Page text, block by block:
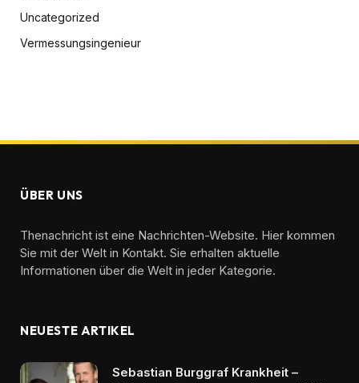
Uncategorized
Vermessungsingenieur
ÜBER UNS
Thenachricht ist eine Nachrichten-Website. Hier kommen
Sie mit der Welt in Kontakt. Sie erhalten aktuelle
Informationen über die Welt in jeder Kategorie.
NEUESTE ARTIKEL
Sebastian Burggraf Krankheit –